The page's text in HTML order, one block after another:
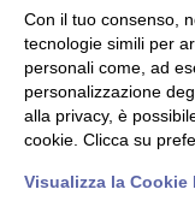
Forma giuridica e
settore Cooperativa
N° Iscrizione Albo
Iscrizione RUNTS
Con il tuo consenso,
tecnologie simili per
personali come, ad
personalizzazione
alla privacy, è
cookie. Clicca su
Visualizza la Cookie